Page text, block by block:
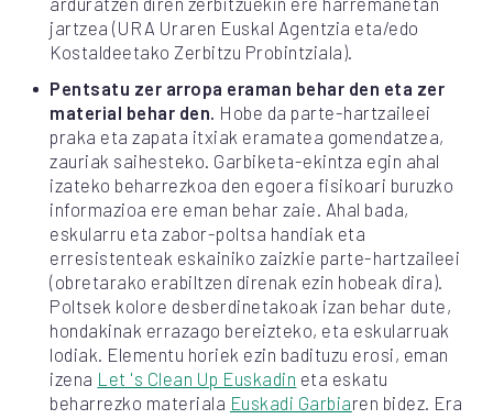
jartzea (URA Uraren Euskal Agentzia eta/edo
Kostaldeetako Zerbitzu Probintziala).
Pentsatu zer arropa eraman behar den eta zer
material behar den. Hobe da parte-hartzaileei
praka eta zapata itxiak eramatea gomendatzea,
zauriak saihesteko. Garbiketa-ekintza egin ahal
izateko beharrezkoa den egoera fisikoari buruzko
informazioa ere eman behar zaie. Ahal bada,
eskularru eta zabor-poltsa handiak eta
erresistenteak eskainiko zaizkie parte-hartzaileei
(obretarako erabiltzen direnak ezin hobeak dira).
Poltsek kolore desberdinetakoak izan behar dute,
hondakinak errazago bereizteko, eta eskularruak
lodiak. Elementu horiek ezin badituzu erosi, eman
izena Let 's Clean Up Euskadin eta eskatu
beharrezko materiala Euskadi Garbiaren bidez. Era